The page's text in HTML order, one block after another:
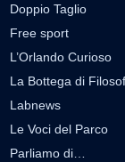
Doppio Taglio
Free sport
L’Orlando Curioso
La Bottega di
Labnews
Le Voci del Parco
Parliamo di…